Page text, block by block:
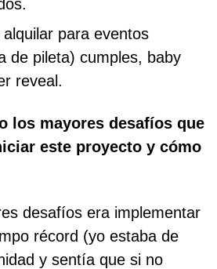
para eventos
de pileta) cumples, baby
reveal.
los mayores desafíos que
este proyecto y cómo
desafíos era implementar
récord (yo estaba de
y sentía que si no